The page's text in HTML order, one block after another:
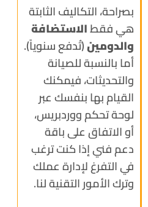
بصراحة، التكاليف الثابتة
هي فقطالاستضافة
والدومين(تُدفع سنوياً).
أما بالنسبة للصيانة
والتحديثات، فيمكنك
القيام بها بنفسك عبر
لوحة تحكم ووردبريس،
أو الاتفاق على باقة
دعم فني إذا كنت ترغب
في التفرغ لإدارة عملك
وترك الأمور التقنية لنا.